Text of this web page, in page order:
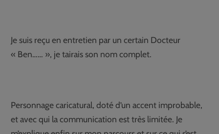
Je suis reçu en entretien par un certain Docteur
« Ben…… », je tairais son nom complet.
Personnage caricatural, doté d’un accent improbable,
et avec qui la communication est très limitée. Je